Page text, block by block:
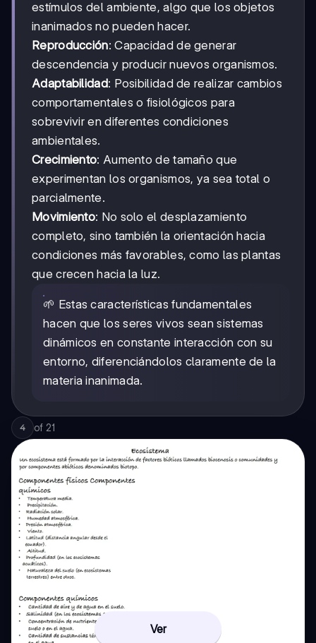
estímulos del ambiente, algo que los objetos
inanimados no pueden hacer.
Reproducción: Capacidad de generar
descendencia y producir nuevos organismos.
Adaptabilidad: Posibilidad de realizar cambios
comportamentales o fisiológicos para
sobrevivir en diferentes condiciones
ambientales.
Crecimiento: Aumento de tamaño que
experimentan los organismos, ya sea total o
parcialmente.
Movimiento: No solo el desplazamiento
completo, sino también la orientación hacia
condiciones más favorables, como las plantas
que crecen hacia la luz.
🌱 Estas características fundamentales
hacen que los seres vivos sean sistemas
dinámicos en constante interacción con su
entorno, diferenciándolos claramente de la
materia inanimada.
4 of 21
Ver